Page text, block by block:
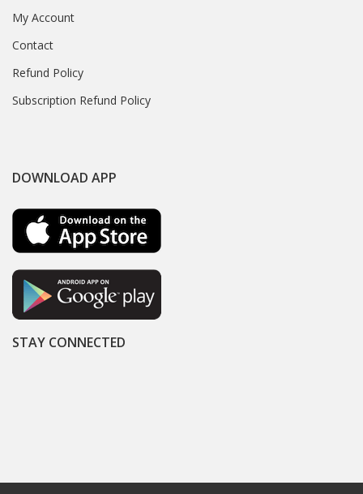
My Account
Contact
Refund Policy
Subscription Refund Policy
DOWNLOAD APP
STAY CONNECTED